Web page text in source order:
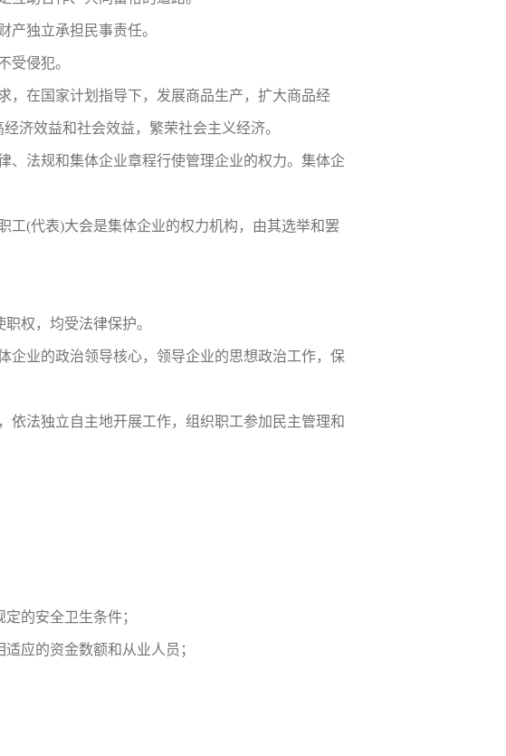
独立承担民事责任。
受侵犯。
在国家计划指导下，发展商品生产，扩大商品经
济效益和社会效益，繁荣社会主义经济。
法规和集体企业章程行使管理企业的权力。集体企
(代表)大会是集体企业的权力机构，由其选举和罢
权，均受法律保护。
业的政治领导核心，领导企业的思想政治工作，保
法独立自主地开展工作，组织职工参加民主管理和
的安全卫生条件；
应的资金数额和从业人员；